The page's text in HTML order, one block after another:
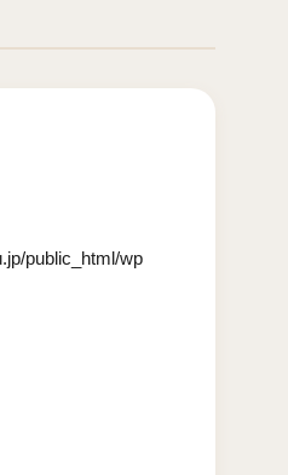
public_html/wp